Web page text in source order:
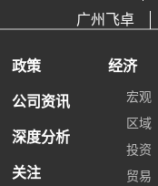
广州飞卓
政策
公司资讯
深度分析
关注
经济
宏观
区域
投资
贸易